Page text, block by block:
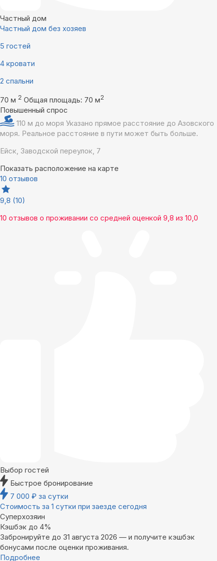
Частный дом
Частный дом без хозяев
5 гостей
4 кровати
2 спальни
70 м 2 Общая площадь: 70 м2
Повышенный спрос
110 м до моря Указано прямое расстояние до Азовского
моря. Реальное расстояние в пути может быть больше.
Ейск, Заводской переулок, 7
Показать расположение на карте
10 отзывов
9,8 (10)
10 отзывов о проживании со средней оценкой 9,8 из 10,0
Выбор гостей
Быстрое бронирование
7 000 ₽ за сутки
Стоимость за 1 сутки при заезде сегодня
Суперхозяин
Кэшбэк до 4%
Забронируйте до 31 августа 2026 — и получите кэшбэк
бонусами после оценки проживания.
Подробнее